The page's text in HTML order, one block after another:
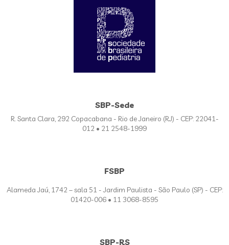
SBP-Sede
R. Santa Clara, 292 Copacabana - Rio de Janeiro (RJ) - CEP: 22041-
012 • 21 2548-1999
FSBP
Alameda Jaú, 1742 – sala 51 - Jardim Paulista - São Paulo (SP) - CEP:
01420-006 • 11 3068-8595
SBP-RS